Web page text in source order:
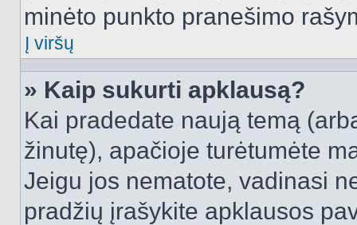
minėto punkto pranešimo
Į viršų
» Kaip sukurti apklausą?
Kai pradedate naują temą
žinutę), apačioje turėtumėte
Jeigu jos nematote, vadinasi
pradžių įrašykite apklausos